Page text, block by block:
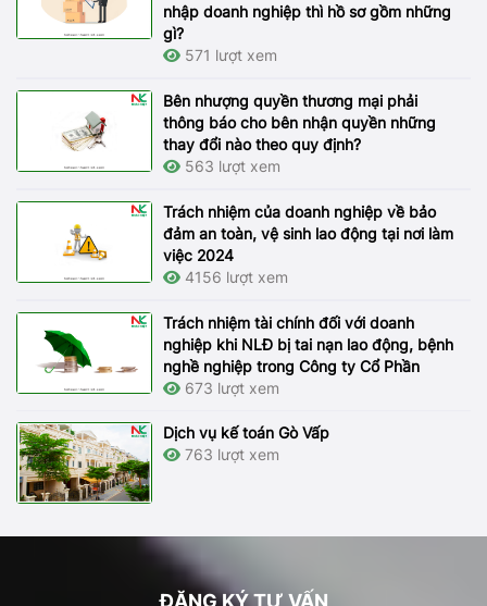
nhập doanh nghiệp thì hồ sơ gồm những
gì?
571 lượt xem
Bên nhượng quyền thương mại phải
thông báo cho bên nhận quyền những
thay đổi nào theo quy định?
563 lượt xem
Trách nhiệm của doanh nghiệp về bảo
đảm an toàn, vệ sinh lao động tại nơi làm
việc 2024
4156 lượt xem
Trách nhiệm tài chính đối với doanh
nghiệp khi NLĐ bị tai nạn lao động, bệnh
nghề nghiệp trong Công ty Cổ Phần
673 lượt xem
Dịch vụ kế toán Gò Vấp
763 lượt xem
ĐĂNG KÝ TƯ VẤN